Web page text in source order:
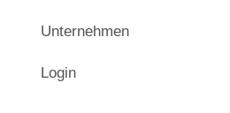
Unternehmen
Login